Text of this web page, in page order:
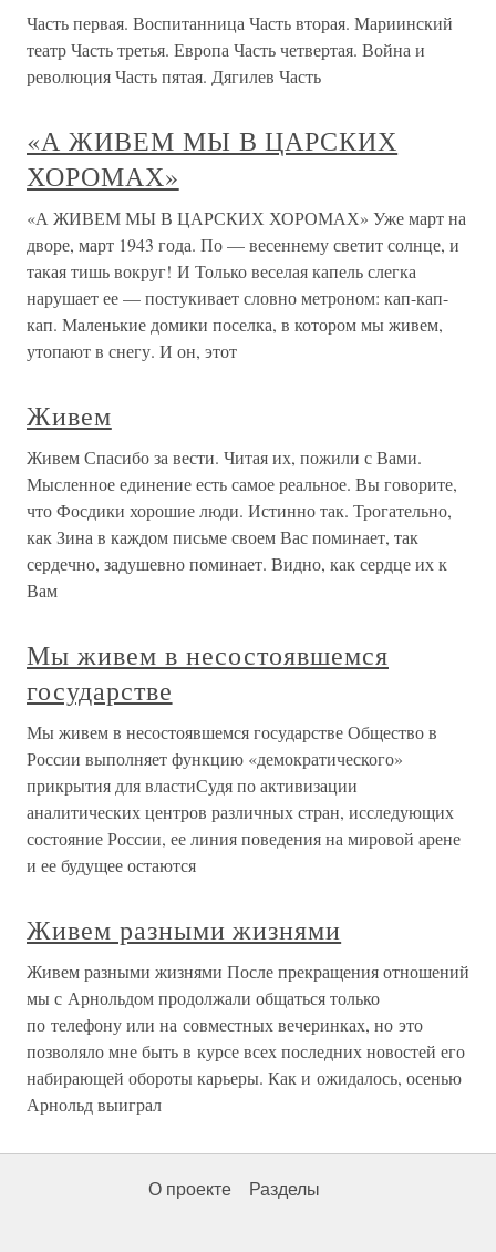
Часть первая. Воспитанница Часть вторая. Мариинский
театр Часть третья. Европа Часть четвертая. Война и
революция Часть пятая. Дягилев Часть
«А ЖИВЕМ МЫ В ЦАРСКИХ
ХОРОМАХ»
«А ЖИВЕМ МЫ В ЦАРСКИХ ХОРОМАХ» Уже март на
дворе, март 1943 года. По — весеннему светит солнце, и
такая тишь вокруг! И Только веселая капель слегка
нарушает ее — постукивает словно метроном: кап-кап-
кап. Маленькие домики поселка, в котором мы живем,
утопают в снегу. И он, этот
Живем
Живем Спасибо за вести. Читая их, пожили с Вами.
Мысленное единение есть самое реальное. Вы говорите,
что Фосдики хорошие люди. Истинно так. Трогательно,
как Зина в каждом письме своем Вас поминает, так
сердечно, задушевно поминает. Видно, как сердце их к
Вам
Мы живем в несостоявшемся
государстве
Мы живем в несостоявшемся государстве Общество в
России выполняет функцию «демократического»
прикрытия для властиСудя по активизации
аналитических центров различных стран, исследующих
состояние России, ее линия поведения на мировой арене
и ее будущее остаются
Живем разными жизнями
Живем разными жизнями После прекращения отношений
мы с Арнольдом продолжали общаться только
по телефону или на совместных вечеринках, но это
позволяло мне быть в курсе всех последних новостей его
набирающей обороты карьеры. Как и ожидалось, осенью
Арнольд выиграл
О проекте Разделы